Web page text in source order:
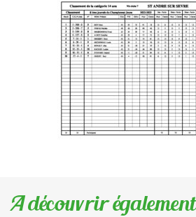
A découvrir également